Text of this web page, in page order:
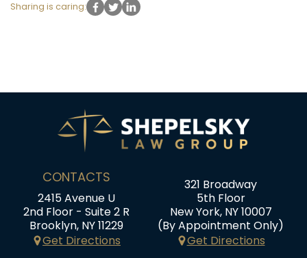
Sharing is caring:
CONTACTS
2415 Avenue U
2nd Floor - Suite 2 R
Brooklyn, NY 11229
Get Directions
321 Broadway
5th Floor
New York, NY 10007
(By Appointment Only)
Get Directions